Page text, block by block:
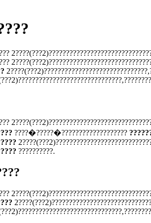
????�?????�???????????????????
??????????.